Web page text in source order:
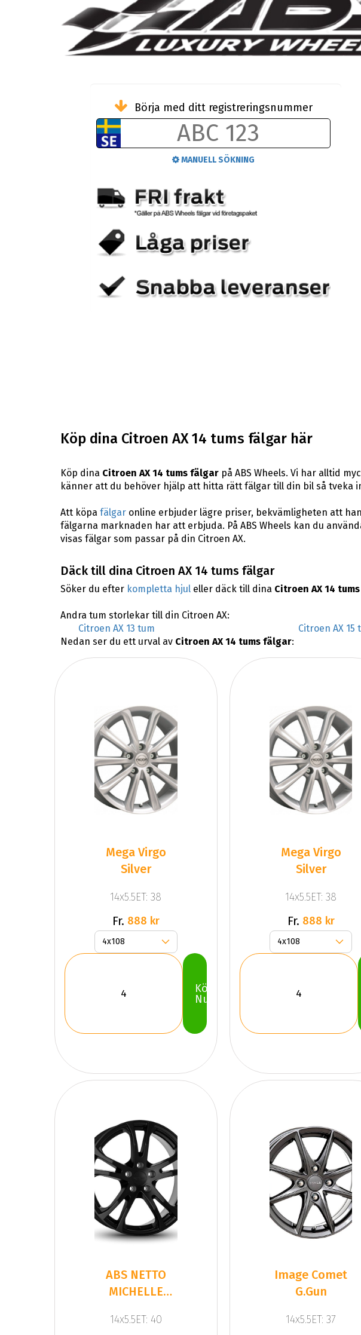
Börja med ditt registreringsnummer
MANUELL SÖKNING
Köp dina Citroen AX 14 tums fälgar här
Köp dina Citroen AX 14 tums fälgarpå ABS Wheels. Vi har alltid
känner att du behöver hjälp att hitta rätt fälgar till din bil så
Att köpa fälgaronline erbjuder lägre priser, bekvämligheten att
fälgarna marknaden har att erbjuda. På ABS Wheels kan du
visas fälgar som passar på din Citroen AX.
Däck till dina Citroen AX 14 tums fälgar
Söker du efter kompletta hjuleller däck till dina Citroen AX 14
Andra tum storlekar till din Citroen AX:
Citroen AX 13 tum
Citroen AX 15
Nedan ser du ett urval av Citroen AX 14 tums fälgar:
Mega Virgo
Silver
14x5.5ET: 38
Fr. 888 kr
Köp
Nu
Mega Virgo
Silver
14x5.5ET: 38
Fr. 888 kr
ABS NETTO
MICHELLE
14x5.5ET: 40
Image Comet
G.Gun
14x5.5ET: 37